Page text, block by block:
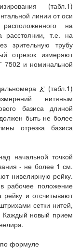
(табл.1)
линии от оси
на
расстоянии, т.е. на
зрительную трубу
отрезок измеряют
7502 и номинальной
(табл.1)
нитяным
базиса длиной
быть не более
отрезка базиса
начальной точкой
- не более 1 см.
нивелирную рейку.
рабочее положение
рейку и отсчитывают
сетки нитей,
Каждый новый прием
формуле